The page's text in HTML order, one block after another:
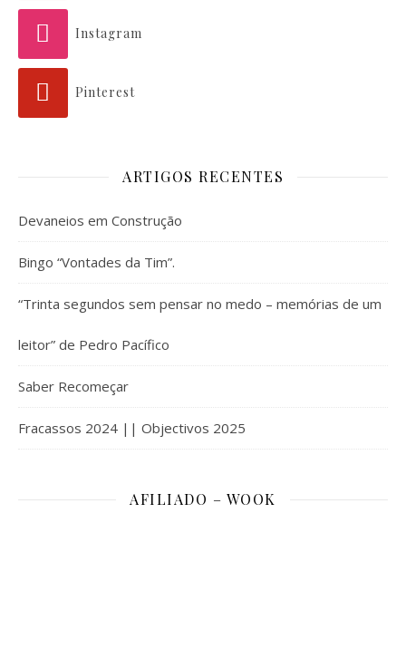
Instagram
Pinterest
ARTIGOS RECENTES
Devaneios em Construção
Bingo “Vontades da Tim”.
“Trinta segundos sem pensar no medo – memórias de um
leitor” de Pedro Pacífico
Saber Recomeçar
Fracassos 2024 || Objectivos 2025
AFILIADO – WOOK